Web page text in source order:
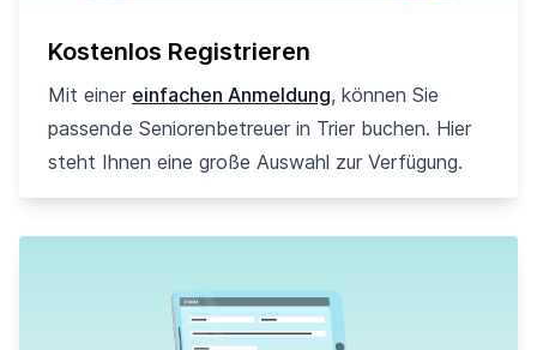
Kostenlos Registrieren
Mit einer einfachen Anmeldung, können Sie
passende Seniorenbetreuer in Trier buchen. Hier
steht Ihnen eine große Auswahl zur Verfügung.